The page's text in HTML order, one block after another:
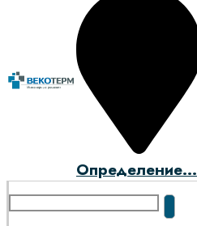
Определение...